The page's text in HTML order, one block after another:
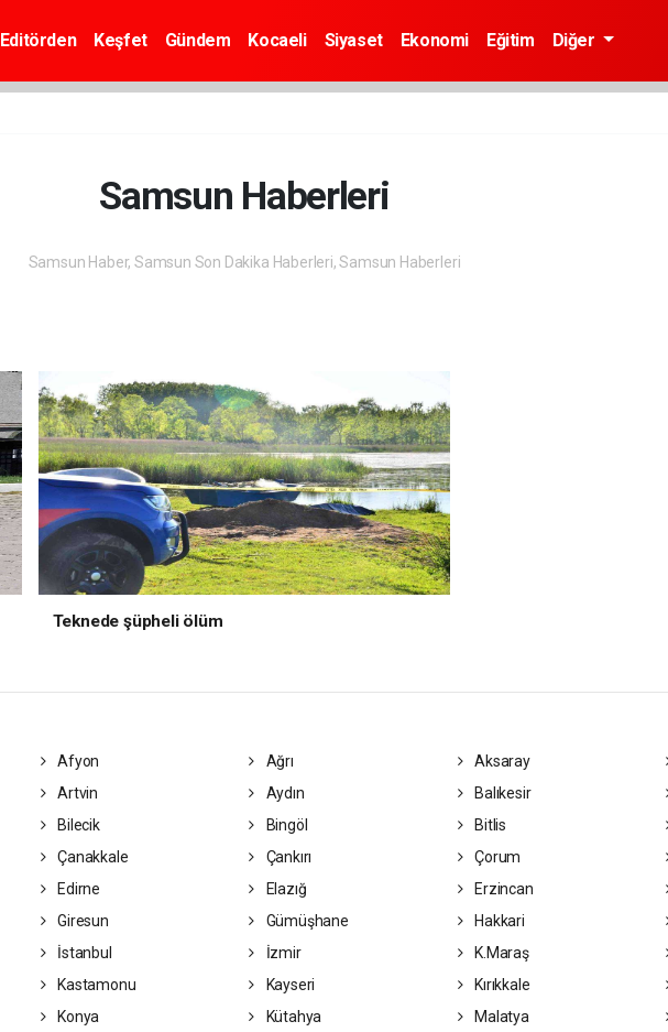
Editörden Keşfet Gündem Kocaeli Siyaset Ekonomi Eğitim Diğer
Samsun Haberleri
Samsun Haber, Samsun Son Dakika Haberleri, Samsun Haberleri
Teknede şüpheli ölüm
Afyon Ağrı Aksaray
Artvin Aydın Balıkesir
Bilecik Bingöl Bitlis
Çanakkale Çankırı Çorum
Edirne Elazığ Erzincan
Giresun Gümüşhane Hakkari
İstanbul İzmir K.Maraş
Kastamonu Kayseri Kırıkkale
Konya Kütahya Malatya